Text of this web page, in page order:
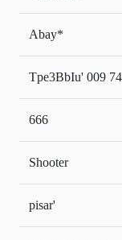
Abay*
Tpe3BbIu' 009
666
Shooter
pisar'